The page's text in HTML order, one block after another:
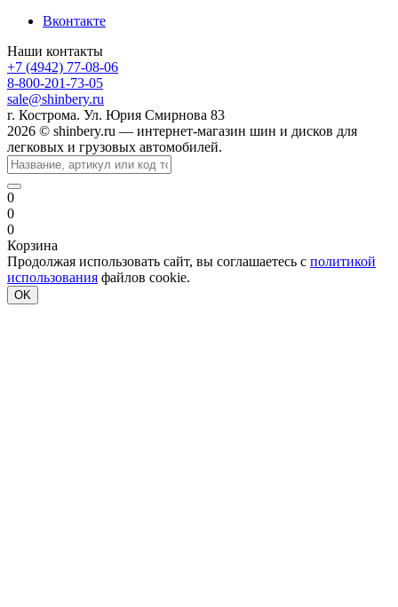
Вконтакте
Наши контакты
+7 (4942) 77-08-06
8-800-201-73-05
sale@shinbery.ru
г. Кострома. Ул. Юрия Смирнова 83
2026 © shinbery.ru — интернет-магазин шин и дисков для
легковых и грузовых автомобилей.
0
0
0
Корзина
Продолжая использовать сайт, вы соглашаетесь с политикой
использования файлов cookie.
OK